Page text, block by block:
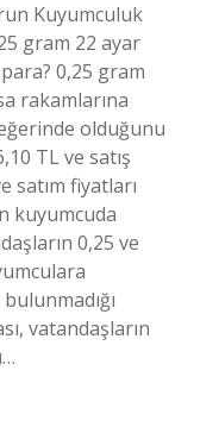
Kuyumculuk
gram 22 ayar
0,25 gram
rakamlarına
olduğunu
TL ve satış
satım fiyatları
kuyumcuda
0,25 ve
vatandaşların